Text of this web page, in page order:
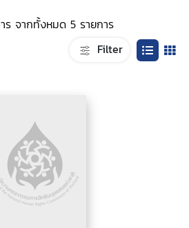
ร จากทั้งหมด 5 รายการ
Filter